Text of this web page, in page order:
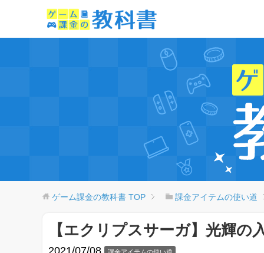
ゲーム課金の教科書 TOP 課金アイテムの使い道
【エクリプスサーガ】光輝の
2021/07/08